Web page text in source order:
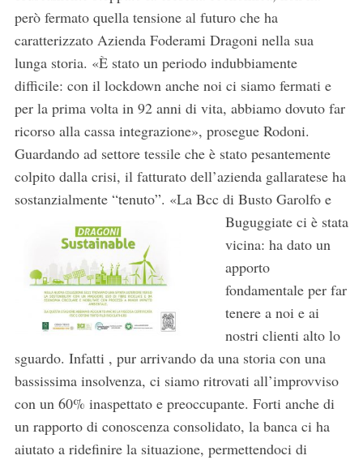
però fermato quella tensione al futuro che ha
caratterizzato Azienda Foderami Dragoni nella sua
lunga storia. «È stato un periodo indubbiamente
difficile: con il lockdown anche noi ci siamo fermati e
per la prima volta in 92 anni di vita, abbiamo dovuto far
ricorso alla cassa integrazione», prosegue Rodoni.
Guardando ad settore tessile che è stato pesantemente
colpito dalla crisi, il fatturato dell’azienda gallaratese ha
sostanzialmente “tenuto”. «La Bcc di Busto Garolfo e
Buguggiate ci è stata
vicina: ha dato un
apporto
fondamentale per far
tenere a noi e ai
nostri clienti alto lo
sguardo. Infatti , pur arrivando da una storia con una
bassissima insolvenza, ci siamo ritrovati all’improvviso
con un 60% inaspettato e preoccupante. Forti anche di
un rapporto di conoscenza consolidato, la banca ci ha
aiutato a ridefinire la situazione, permettendoci di